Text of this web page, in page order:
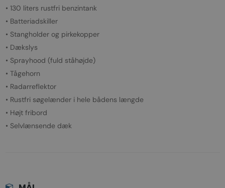
• 130 liters rustfri benzintank
• Batteriadskiller
• Stangholder og pirkekopper
• Dækslys
• Sprayhood (fuld ståhøjde)
• Tågehorn
• Radarreflektor
• Rustfri søgelænder i hele bådens længde
• Højt fribord
• Selvlænsende dæk